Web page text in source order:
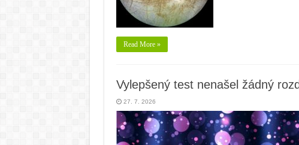
Read More »
Vylepšený test nenašel žádný
27. 7. 2026